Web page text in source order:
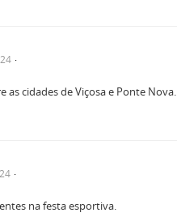
as cidades de Viçosa e Ponte Nova.
na festa esportiva.